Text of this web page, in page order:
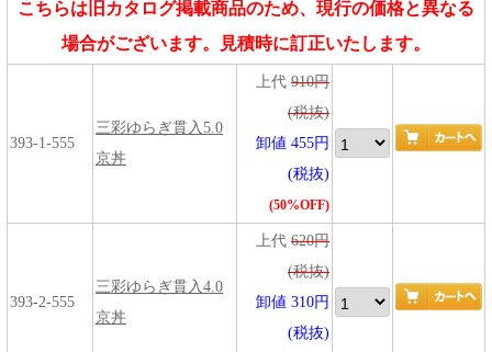
こちらは旧カタログ掲載商品のため、現行の価格と異なる
場合がございます。見積時に訂正いたします。
393-1-555
三彩ゆらぎ貫入5.0
京丼
上代 910円
(税抜)
卸値 455円
(税抜)
(50%OFF)
393-2-555
三彩ゆらぎ貫入4.0
京丼
上代 620円
(税抜)
卸値 310円
(税抜)